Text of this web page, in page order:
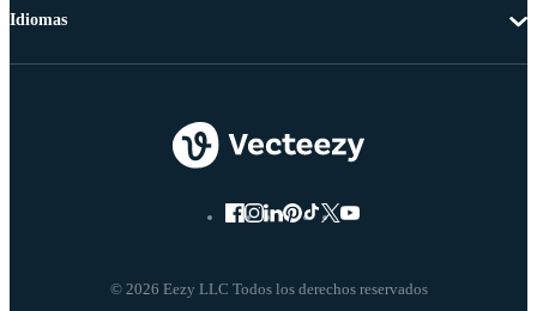
© 2026 Eezy LLC Todos los derechos reservados
Idiomas